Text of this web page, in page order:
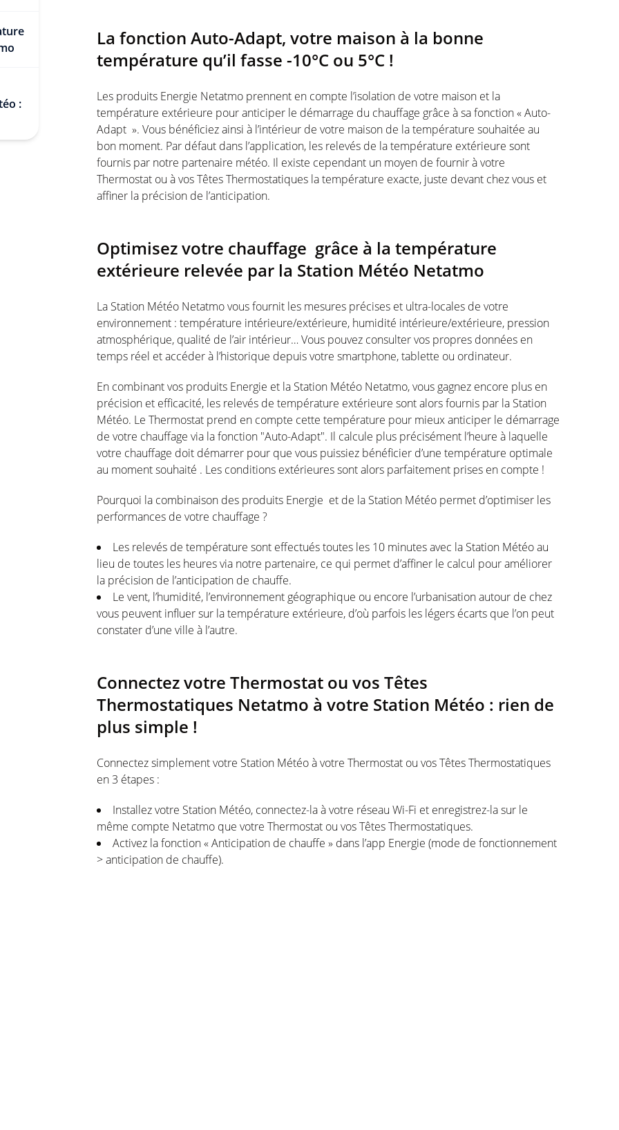
:
La fonction Auto-Adapt, votre maison à la bonne
température qu’il fasse -10°C ou 5°C !
Les produits Energie Netatmo prennent en compte l’isolation de votre maison et la
température extérieure pour anticiper le démarrage du chauffage grâce à sa fonction « Auto-
Adapt ». Vous bénéficiez ainsi à l’intérieur de votre maison de la température souhaitée au
bon moment. Par défaut dans l’application, les relevés de la température extérieure sont
fournis par notre partenaire météo. Il existe cependant un moyen de fournir à votre
Thermostat ou à vos Têtes Thermostatiques la température exacte, juste devant chez vous et
affiner la précision de l’anticipation.
Optimisez votre chauffage grâce à la température
extérieure relevée par la Station Météo Netatmo
La Station Météo Netatmo vous fournit les mesures précises et ultra-locales de votre
environnement : température intérieure/extérieure, humidité intérieure/extérieure, pression
atmosphérique, qualité de l’air intérieur… Vous pouvez consulter vos propres données en
temps réel et accéder à l’historique depuis votre smartphone, tablette ou ordinateur.
En combinant vos produits Energie et la Station Météo Netatmo, vous gagnez encore plus en
précision et efficacité, les relevés de température extérieure sont alors fournis par la Station
Météo. Le Thermostat prend en compte cette température pour mieux anticiper le démarrage
de votre chauffage via la fonction "Auto-Adapt". Il calcule plus précisément l’heure à laquelle
votre chauffage doit démarrer pour que vous puissiez bénéficier d’une température optimale
au moment souhaité . Les conditions extérieures sont alors parfaitement prises en compte !
Pourquoi la combinaison des produits Energie et de la Station Météo permet d’optimiser les
performances de votre chauffage ?
Les relevés de température sont effectués toutes les 10 minutes avec la Station Météo au
lieu de toutes les heures via notre partenaire, ce qui permet d’affiner le calcul pour améliorer
la précision de l’anticipation de chauffe.
Le vent, l’humidité, l’environnement géographique ou encore l’urbanisation autour de chez
vous peuvent influer sur la température extérieure, d’où parfois les légers écarts que l’on peut
constater d’une ville à l’autre.
Connectez votre Thermostat ou vos Têtes
Thermostatiques Netatmo à votre Station Météo : rien de
plus simple !
Connectez simplement votre Station Météo à votre Thermostat ou vos Têtes Thermostatiques
en 3 étapes :
Installez votre Station Météo, connectez-la à votre réseau Wi-Fi et enregistrez-la sur le
même compte Netatmo que votre Thermostat ou vos Têtes Thermostatiques.
Activez la fonction « Anticipation de chauffe » dans l’app Energie (mode de fonctionnement
> anticipation de chauffe).